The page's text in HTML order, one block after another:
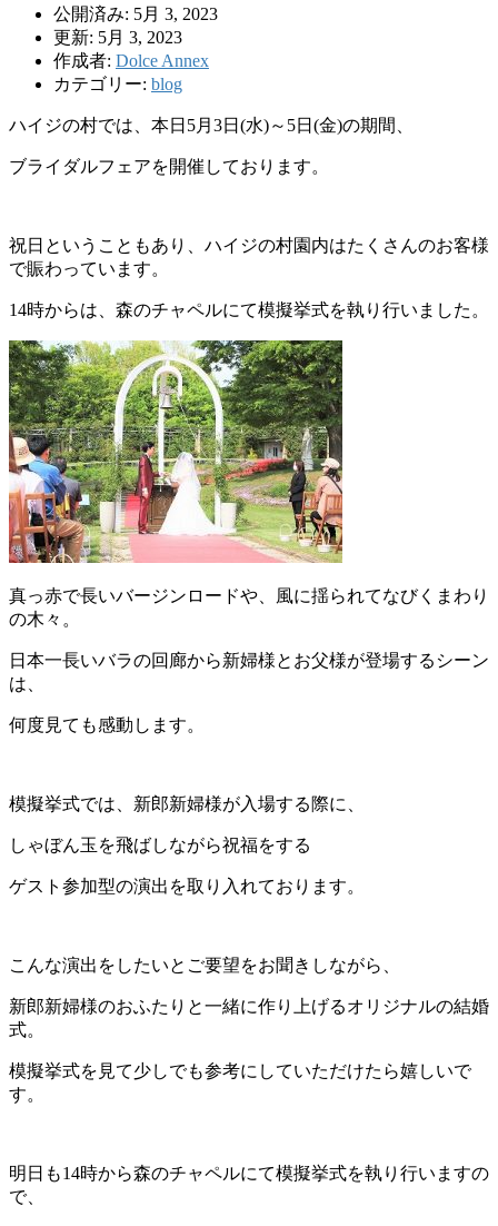
公開済み: 5月 3, 2023
更新: 5月 3, 2023
作成者: Dolce Annex
カテゴリー: blog
ハイジの村では、本日5月3日(水)～5日(金)の期間、
ブライダルフェアを開催しております。
祝日ということもあり、ハイジの村園内はたくさんのお客様
で賑わっています。
14時からは、森のチャペルにて模擬挙式を執り行いました。
真っ赤で長いバージンロードや、風に揺られてなびくまわり
の木々。
日本一長いバラの回廊から新婦様とお父様が登場するシーン
は、
何度見ても感動します。
模擬挙式では、新郎新婦様が入場する際に、
しゃぼん玉を飛ばしながら祝福をする
ゲスト参加型の演出を取り入れております。
こんな演出をしたいとご要望をお聞きしながら、
新郎新婦様のおふたりと一緒に作り上げるオリジナルの結婚
式。
模擬挙式を見て少しでも参考にしていただけたら嬉しいで
す。
明日も14時から森のチャペルにて模擬挙式を執り行いますの
で、